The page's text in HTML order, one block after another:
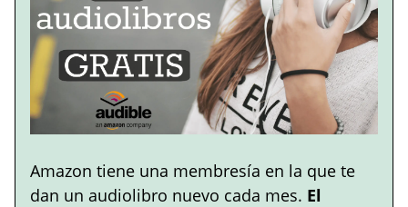
Amazon tiene una membresía en la que te
dan un audiolibro nuevo cada mes. El